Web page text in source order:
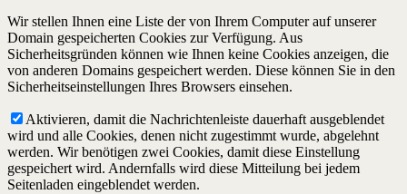
Wir stellen Ihnen eine Liste der von Ihrem Computer auf unserer
Domain gespeicherten Cookies zur Verfügung. Aus
Sicherheitsgründen können wie Ihnen keine Cookies anzeigen, die
von anderen Domains gespeichert werden. Diese können Sie in den
Sicherheitseinstellungen Ihres Browsers einsehen.
Aktivieren, damit die Nachrichtenleiste dauerhaft ausgeblendet
wird und alle Cookies, denen nicht zugestimmt wurde, abgelehnt
werden. Wir benötigen zwei Cookies, damit diese Einstellung
gespeichert wird. Andernfalls wird diese Mitteilung bei jedem
Seitenladen eingeblendet werden.